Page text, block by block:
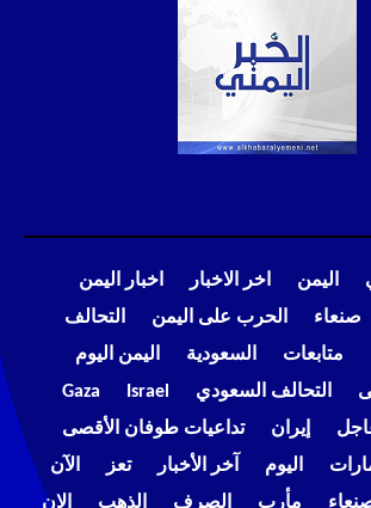
اليمن اخر الاخبار
اخبار اليمن
صنعاء الحرب على اليمن
التحالف
متابعات السعودية
اليمن اليوم
التحالف السعودي Israel
Gaza
إيران
تداعيات طوفان الأقصى
اليوم آخر الأخبار تعز
الآن
مأرب الصرف الذهب الان